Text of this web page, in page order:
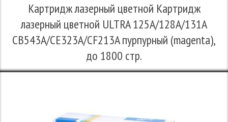
Картридж лазерный цветной Картридж
лазерный цветной ULTRA 125A/128A/131A
CB543A/CE323A/CF213A пурпурный (magenta),
до 1800 стр.